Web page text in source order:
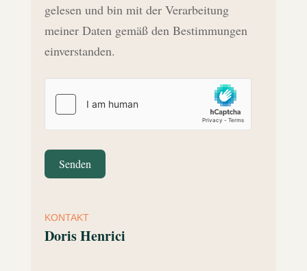
gelesen und bin mit der Verarbeitung
meiner Daten gemäß den Bestimmungen
einverstanden.
Senden
KONTAKT
Doris Henrici